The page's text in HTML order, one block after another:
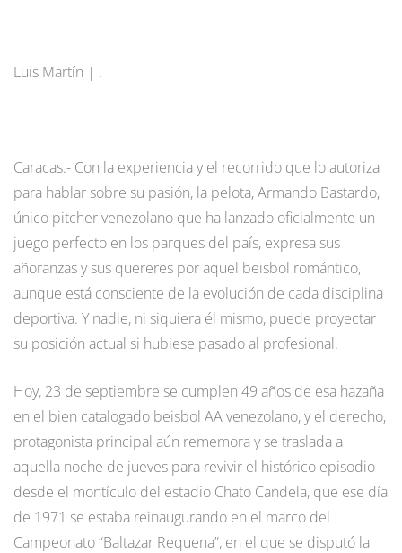
Luis Martín | .
Caracas.- Con la experiencia y el recorrido que lo autoriza
para hablar sobre su pasión, la pelota, Armando Bastardo,
único pitcher venezolano que ha lanzado oficialmente un
juego perfecto en los parques del país, expresa sus
añoranzas y sus quereres por aquel beisbol romántico,
aunque está consciente de la evolución de cada disciplina
deportiva. Y nadie, ni siquiera él mismo, puede proyectar
su posición actual si hubiese pasado al profesional.
Hoy, 23 de septiembre se cumplen 49 años de esa hazaña
en el bien catalogado beisbol AA venezolano, y el derecho,
protagonista principal aún rememora y se traslada a
aquella noche de jueves para revivir el histórico episodio
desde el montículo del estadio Chato Candela, que ese día
de 1971 se estaba reinaugurando en el marco del
Campeonato “Baltazar Requena”, en el que se disputó la